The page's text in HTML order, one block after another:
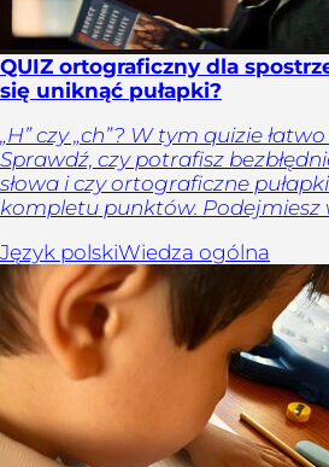
QUIZ ortograficzny dla
się uniknąć pułapki?
„H” czy „ch”? W tym quizie
Sprawdź, czy potrafisz
słowa i czy ortograficzne
kompletu punktów. Podejmiesz
Język polskiWiedza ogólna